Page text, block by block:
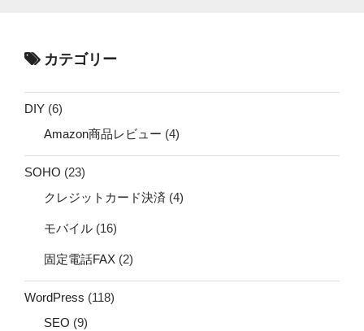
カテゴリー
DIY (6)
Amazon商品レビュー (4)
SOHO (23)
クレジットカード決済 (4)
モバイル (16)
固定電話FAX (2)
WordPress (118)
SEO (9)